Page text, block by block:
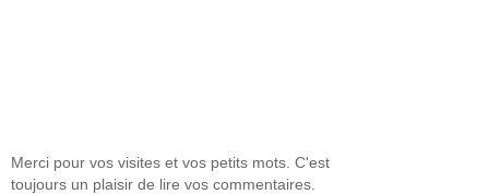
Merci pour vos visites et vos petits mots. C'est
toujours un plaisir de lire vos commentaires.